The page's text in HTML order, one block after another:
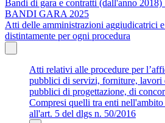
Bandi di gara e contratti (dall'anno 2018)
BANDI GARA 2025
Atti delle amministrazioni aggiudicatrici
distintamente per ogni procedura
Atti relativi alle procedure per
pubblici di servizi, forniture, lavori
pubblici di progettazione, di
Compresi quelli tra enti
all'art. 5 del dlgs n. 50/2016